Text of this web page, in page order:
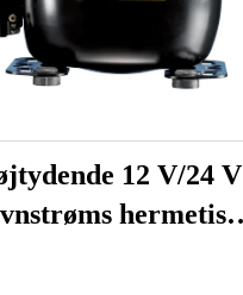
12 V/24 V
hermetisk